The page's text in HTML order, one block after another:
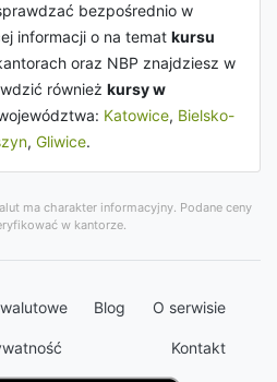
bezpośrednio w
informacji o na temat kursu
oraz NBP znajdziesz w
również kursy w
Katowice, Bielsko-
, Gliwice.
ma charakter informacyjny. Podane ceny
w kantorze.
Blog O serwisie
Kontakt